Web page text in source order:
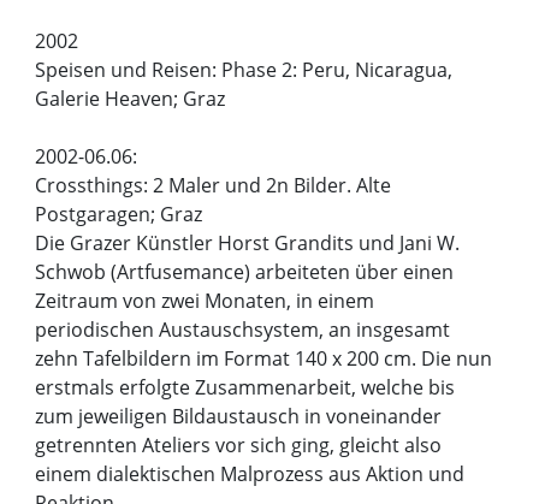
2002
Speisen und Reisen: Phase 2: Peru, Nicaragua,
Galerie Heaven; Graz
2002-06.06:
Crossthings: 2 Maler und 2n Bilder. Alte
Postgaragen; Graz
Die Grazer Künstler Horst Grandits und Jani W.
Schwob (Artfusemance) arbeiteten über einen
Zeitraum von zwei Monaten, in einem
periodischen Austauschsystem, an insgesamt
zehn Tafelbildern im Format 140 x 200 cm. Die nun
erstmals erfolgte Zusammenarbeit, welche bis
zum jeweiligen Bildaustausch in voneinander
getrennten Ateliers vor sich ging, gleicht also
einem dialektischen Malprozess aus Aktion und